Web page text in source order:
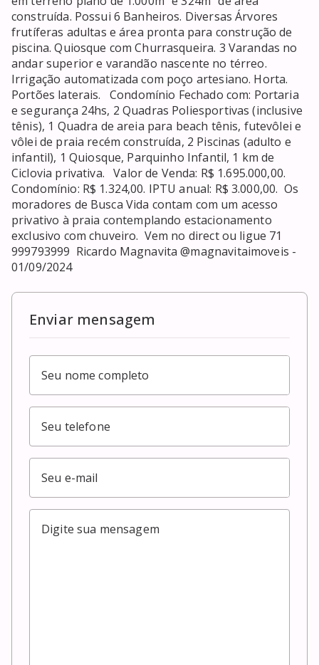
construída. Possui 6 Banheiros. Diversas Árvores
frutíferas adultas e área pronta para construção de
piscina. Quiosque com Churrasqueira. 3 Varandas no
andar superior e varandão nascente no térreo.
Irrigação automatizada com poço artesiano. Horta.
Portões laterais.   Condomínio Fechado com: Portaria
e segurança 24hs, 2 Quadras Poliesportivas (inclusive
tênis), 1 Quadra de areia para beach tênis, futevôlei e
vôlei de praia recém construída, 2 Piscinas (adulto e
infantil), 1 Quiosque, Parquinho Infantil, 1 km de
Ciclovia privativa.   Valor de Venda: R$ 1.695.000,00.
Condomínio: R$ 1.324,00. IPTU anual: R$ 3.000,00.  Os
moradores de Busca Vida contam com um acesso
privativo à praia contemplando estacionamento
exclusivo com chuveiro.  Vem no direct ou ligue 71
999793999  Ricardo Magnavita @magnavitaimoveis -
01/09/2024
Enviar mensagem